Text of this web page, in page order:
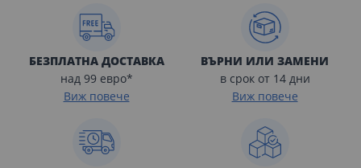
БЕЗПЛАТНА ДОСТАВКА
над 99 евро*
Виж повече
ВЪРНИ ИЛИ ЗАМЕНИ
в срок от 14 дни
Виж повече